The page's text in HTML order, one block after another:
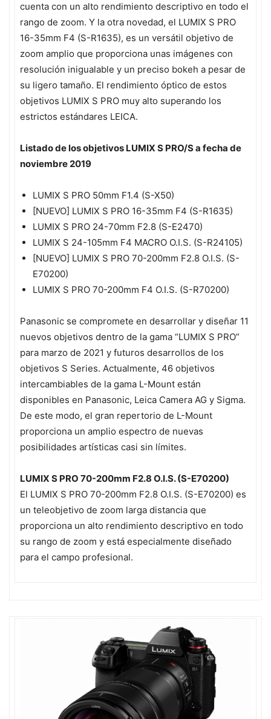
cuenta con un alto rendimiento descriptivo en todo el
rango de zoom. Y la otra novedad, el LUMIX S PRO
16-35mm F4 (S-R1635), es un versátil objetivo de
zoom amplio que proporciona unas imágenes con
resolución inigualable y un preciso bokeh a pesar de
su ligero tamaño. El rendimiento óptico de estos
objetivos LUMIX S PRO muy alto superando los
estrictos estándares LEICA.
Listado de los objetivos LUMIX S PRO/S a fecha de
noviembre 2019
LUMIX S PRO 50mm F1.4 (S-X50)
[NUEVO] LUMIX S PRO 16-35mm F4 (S-R1635)
LUMIX S PRO 24-70mm F2.8 (S-E2470)
LUMIX S 24-105mm F4 MACRO O.I.S. (S-R24105)
[NUEVO] LUMIX S PRO 70-200mm F2.8 O.I.S. (S-
E70200)
LUMIX S PRO 70-200mm F4 O.I.S. (S-R70200)
Panasonic se compromete en desarrollar y diseñar 11
nuevos objetivos dentro de la gama “LUMIX S PRO”
para marzo de 2021 y futuros desarrollos de los
objetivos S Series. Actualmente, 46 objetivos
intercambiables de la gama L-Mount están
disponibles en Panasonic, Leica Camera AG y Sigma.
De este modo, el gran repertorio de L-Mount
proporciona un amplio espectro de nuevas
posibilidades artísticas casi sin límites.
LUMIX S PRO 70-200mm F2.8 O.I.S. (S-E70200)
El LUMIX S PRO 70-200mm F2.8 O.I.S. (S-E70200) es
un teleobjetivo de zoom larga distancia que
proporciona un alto rendimiento descriptivo en todo
su rango de zoom y está especialmente diseñado
para el campo profesional.